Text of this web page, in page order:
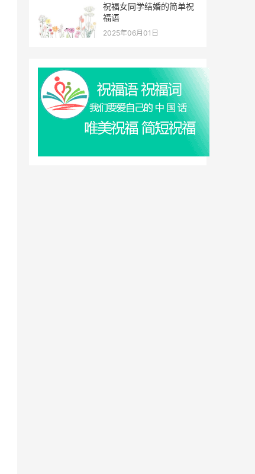
祝福女同学结婚的简单祝
福语
2025年06月01日